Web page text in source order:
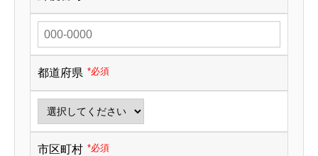
都道府県 *必須
市区町村 *必須